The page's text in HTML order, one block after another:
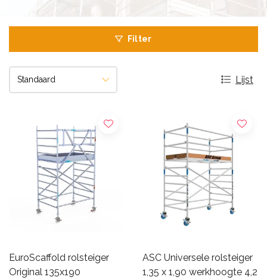
Filter
Lijst
EuroScaffold rolsteiger
Original 135x190
ASC Universele rolsteiger
1,35 x 1,90 werkhoogte 4,2